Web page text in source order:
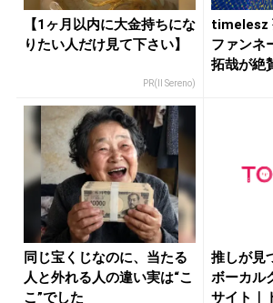
【1ヶ月以内に大金持ちにな
りたい人だけ見て下さい】
PR(Il Sereno)
timelesz
ファンネ
拓哉が絶
同じ宝くじなのに、当たる
人と外れる人の違い実は“こ
こ”でした
推しが見
ボーカル
サイト｜